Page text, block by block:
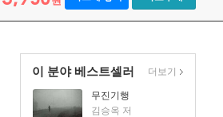
이 분야 베스트셀러
무진기행
김승옥 저
더보기